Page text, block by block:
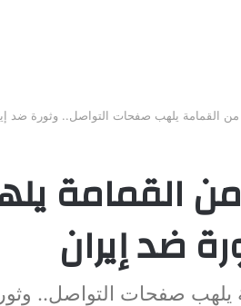
القمامة يلهب صفحات التواصل.. وثورة ضد
القمامة
ضد إيران
يلهب صفحات التواصل..